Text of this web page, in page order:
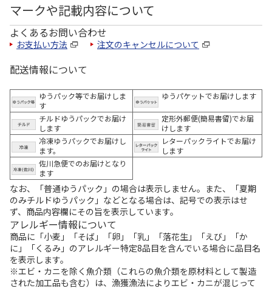
マークや記載内容について
よくあるお問い合わせ
お支払い方法 注文のキャンセルについて
配送情報について
ゆうパック等でお届けしま
す
ゆうパケットでお届けします
チルドゆうパックでお届け
します
定形外郵便(簡易書留)でお届
けします
冷凍ゆうパックでお届けし
ます。
レターパックライトでお届け
します
佐川急便でのお届けとなり
ます
なお、「普通ゆうパック」の場合は表示しません。また、「夏期
のみチルドゆうパック」などとなる場合は、記号での表示はせ
ず、商品内容欄にその旨を表示しています。
アレルギー情報について
商品に「小麦」「そば」「卵」「乳」「落花生」「えび」「か
に」「くるみ」のアレルギー特定8品目を含んでいる場合に品目名
を表示します。
※エビ・カニを除く魚介類（これらの魚介類を原材料として製造
された加工品も含む）は、漁獲漁法によりエビ・カニが混じって